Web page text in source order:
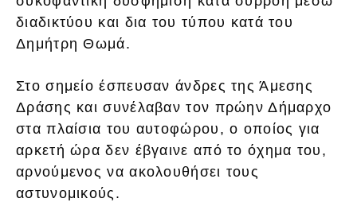
διαδικτύου και δια του τύπου κατά του
Δημήτρη Θωμά.
Στο σημείο έσπευσαν άνδρες της Άμεσης
Δράσης και συνέλαβαν τον πρώην Δήμαρχο
στα πλαίσια του αυτοφώρου, ο οποίος για
αρκετή ώρα δεν έβγαινε από το όχημα του,
αρνούμενος να ακολουθήσει τους
αστυνομικούς.